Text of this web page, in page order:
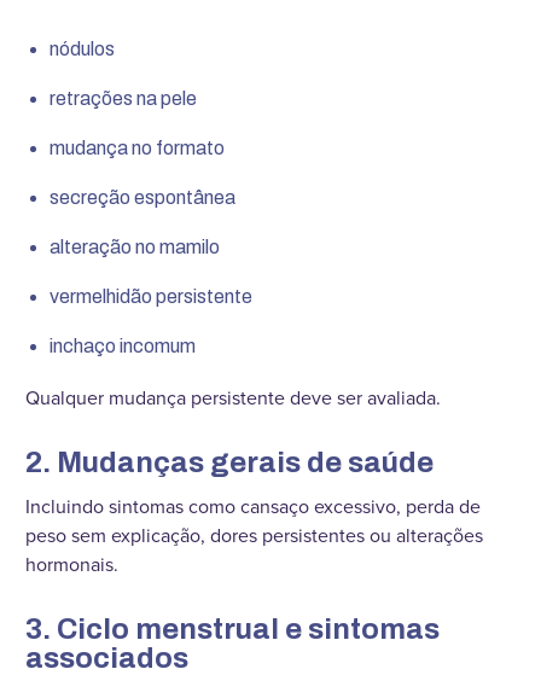
nódulos
retrações na pele
mudança no formato
secreção espontânea
alteração no mamilo
vermelhidão persistente
inchaço incomum
Qualquer mudança persistente deve ser avaliada.
2. Mudanças gerais de saúde
Incluindo sintomas como cansaço excessivo, perda de
peso sem explicação, dores persistentes ou alterações
hormonais.
3. Ciclo menstrual e sintomas
associados